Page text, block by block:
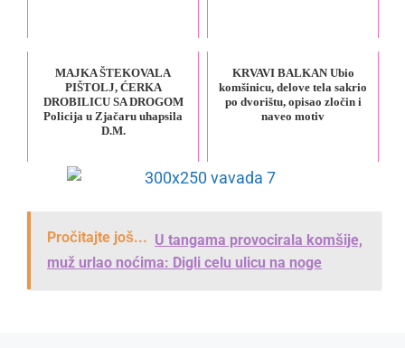
MAJKA ŠTEKOVALA
PIŠTOLJ, ĆERKA
DROBILICU SA DROGOM
Policija u Zjačaru uhapsila
D.M.
KRVAVI BALKAN Ubio
komšinicu, delove tela sakrio
po dvorištu, opisao zločin i
naveo motiv
Pročitajte još... U tangama provocirala komšije,
muž urlao noćima: Digli celu ulicu na noge